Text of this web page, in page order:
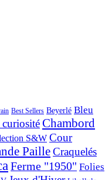
Best Sellers Beyerlé Bleu
Chambord
S&W Cour
PailleCraquelés
Ferme "1950" Folies